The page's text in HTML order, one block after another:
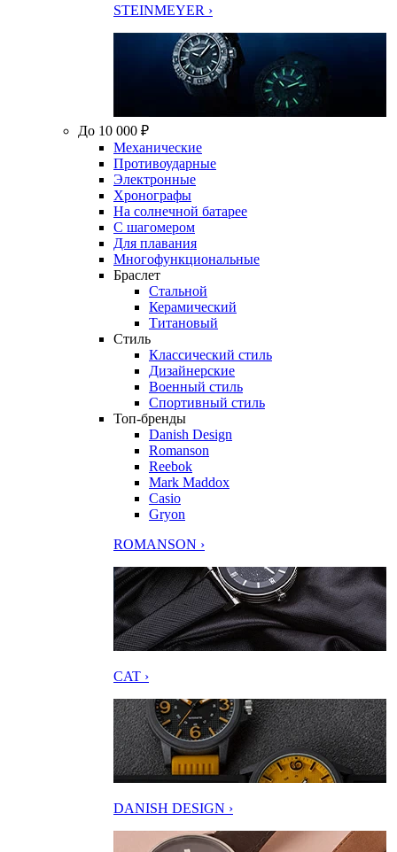
STEINMEYER ›
До 10 000 ₽
Механические
Противоударные
Электронные
Хронографы
На солнечной батарее
С шагомером
Для плавания
Многофункциональные
Браслет
Стальной
Керамический
Титановый
Стиль
Классический стиль
Дизайнерские
Военный стиль
Спортивный стиль
Топ-бренды
Danish Design
Romanson
Reebok
Mark Maddox
Casio
Gryon
ROMANSON ›
CAT ›
DANISH DESIGN ›